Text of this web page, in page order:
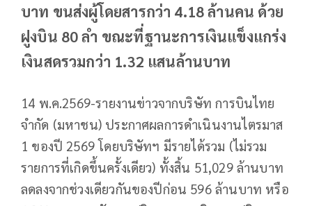
บาท ขนส่งผู้โดยสารกว่า 4.18 ล้านคน ด้วย
ฝูงบิน 80 ลำ ขณะที่ฐานะการเงินแข็งแกร่ง
เงินสดรวมกว่า 1.32 แสนล้านบาท
14 พ.ค.2569-รายงานข่าวจากบริษัท การบินไทย
จำกัด (มหาชน) ประกาศผลการดำเนินงานไตรมาส
1 ของปี 2569 โดยบริษัทฯ มีรายได้รวม (ไม่รวม
รายการที่เกิดขึ้นครั้งเดียว) ทั้งสิ้น 51,029 ล้านบาท
ลดลงจากช่วงเดียวกันของปีก่อน 596 ล้านบาท หรือ